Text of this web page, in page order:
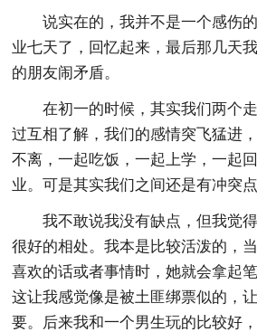
说实在的，我并不是一个感伤
业七天了，回忆起来，最后那几天
的朋友闹矛盾。
在初一的时候，其实我们两个
过互相了解，我们的感情突飞猛进
不离，一起吃饭，一起上学，一起
业。可是其实我们之间还是有冲突点
我不敢说我没有缺点，但我觉
很好的相处。我本是比较活泼的，
喜欢的话或者事情时，她就会拿起
这让我感觉像是被土匪绑票似的，
要。后来我和一个男生玩的比较好